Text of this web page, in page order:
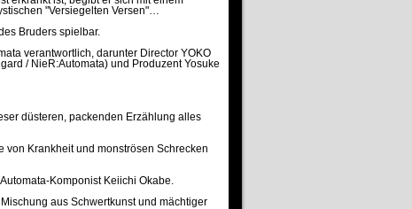
"Versiegelten Versen"…
Bruders spielbar.
verantwortlich, darunter Director YOKO
/ NieR:Automata) und Produzent Yosuke
düsteren, packenden Erzählung alles
von Krankheit und monströsen Schrecken
Komponist Keiichi Okabe.
aus Schwertkunst und mächtiger